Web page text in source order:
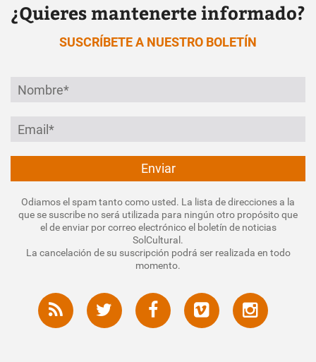
¿Quieres mantenerte informado?
SUSCRÍBETE A NUESTRO BOLETÍN
Odiamos el spam tanto como usted. La lista de direcciones a la
que se suscribe no será utilizada para ningún otro propósito que
el de enviar por correo electrónico el boletín de noticias
SolCultural.
La cancelación de su suscripción podrá ser realizada en todo
momento.